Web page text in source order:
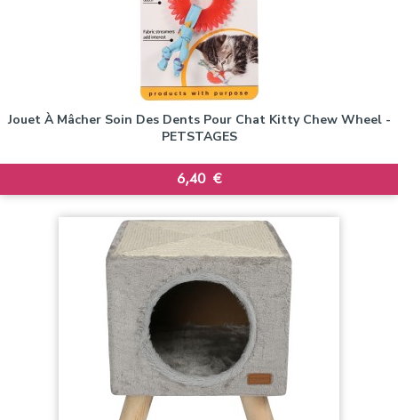
Jouet À Mâcher Soin Des Dents Pour Chat Kitty Chew Wheel -
PETSTAGES
Prix
6,40 €